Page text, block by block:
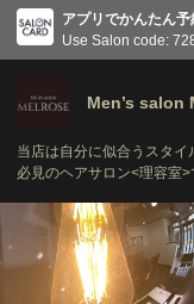
アプリでかんたん予
Use Salon code:
Men’s salon
当店は自分に似合うスタイ
必見のヘアサロン<理容室>